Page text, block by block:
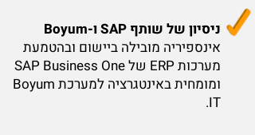
ניסיון של שותף SAP ו-Boyum
אינספיריה מובילה ביישום ובהטמעת
מערכות ERP של SAP Business One
ומומחית באינטגרציה למערכת Boyum
IT.